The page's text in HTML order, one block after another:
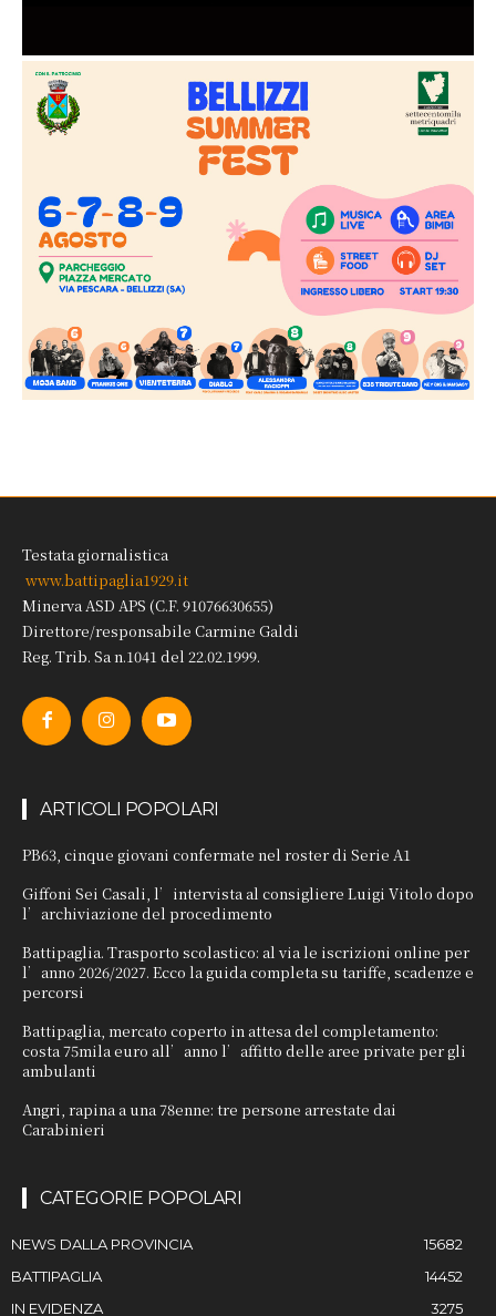
Testata giornalistica
www.battipaglia1929.it
Minerva ASD APS (C.F. 91076630655)
Direttore/responsabile Carmine Galdi
Reg. Trib. Sa n.1041 del 22.02.1999.
ARTICOLI POPOLARI
PB63, cinque giovani confermate nel roster di Serie A1
Giffoni Sei Casali, l’intervista al consigliere Luigi Vitolo dopo
l’archiviazione del procedimento
Battipaglia. Trasporto scolastico: al via le iscrizioni online per
l’anno 2026/2027. Ecco la guida completa su tariffe, scadenze e
percorsi
Battipaglia, mercato coperto in attesa del completamento:
costa 75mila euro all’anno l’affitto delle aree private per gli
ambulanti
Angri, rapina a una 78enne: tre persone arrestate dai
Carabinieri
CATEGORIE POPOLARI
NEWS DALLA PROVINCIA
15682
BATTIPAGLIA
14452
IN EVIDENZA
3275